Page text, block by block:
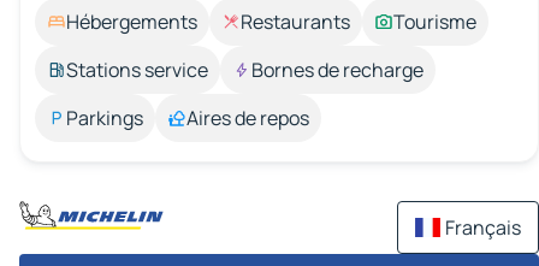
Hébergements Restaurants
Tourisme
Stations service
Bornes de recharge
Parkings
Aires de repos
Français